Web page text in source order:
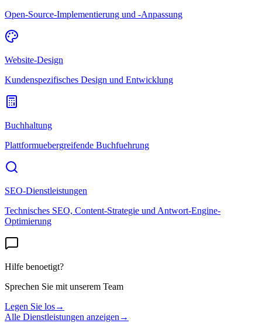
Open-Source-Implementierung und -Anpassung
Website-Design
Kundenspezifisches Design und Entwicklung
Buchhaltung
Plattformuebergreifende Buchfuehrung
SEO-Dienstleistungen
Technisches SEO, Content-Strategie und Antwort-Engine-
Optimierung
Hilfe benoetigt?
Sprechen Sie mit unserem Team
Legen Sie los→
Alle Dienstleistungen anzeigen →